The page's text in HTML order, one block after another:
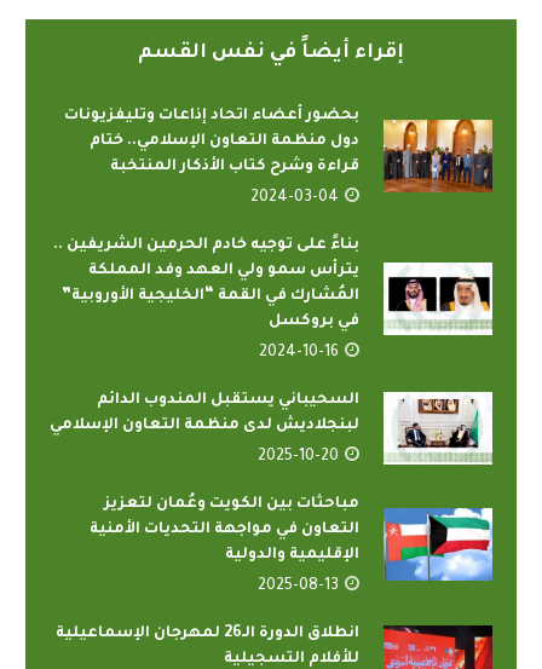
إقراء أيضاً في نفس القسم
بحضور أعضاء اتحاد إذاعات وتليفزيونات
دول منظمة التعاون الإسلامي.. ختام
قراءة وشرح كتاب الأذكار المنتخبة
2024-03-04
بناءً على توجيه خادم الحرمين الشريفين ..
يترأس سمو ولي العهد وفد المملكة
المُشارك في القمة “الخليجية الأوروبية”
في بروكسل
2024-10-16
السحيباني يستقبل المندوب الدائم
لبنجلاديش لدى منظمة التعاون الإسلامي
2025-10-20
مباحثات بين الكويت وعُمان لتعزيز
التعاون في مواجهة التحديات الأمنية
الإقليمية والدولية
2025-08-13
انطلاق الدورة الـ26 لمهرجان الإسماعيلية
للأفلام التسجيلية